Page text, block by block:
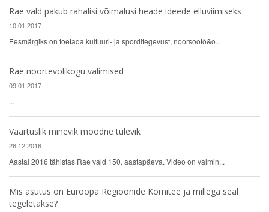
Rae vald pakub rahalisi võimalusi heade ideede elluviimiseks
10.01.2017
Eesmärgiks on toetada kultuuri- ja sporditegevust, noorsootö&o...
Rae noortevolikogu valimised
09.01.2017
...
Väärtuslik minevik moodne tulevik
26.12.2016
Aastal 2016 tähistas Rae vald 150. aastapäeva. Video on valmin...
Mis asutus on Euroopa Regioonide Komitee ja millega seal
tegeletakse?